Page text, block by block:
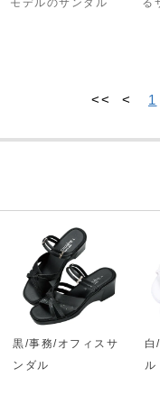
モデルのサンダル る
<< < 1
黒/事務/オフィスサ
ンダル
白
ル